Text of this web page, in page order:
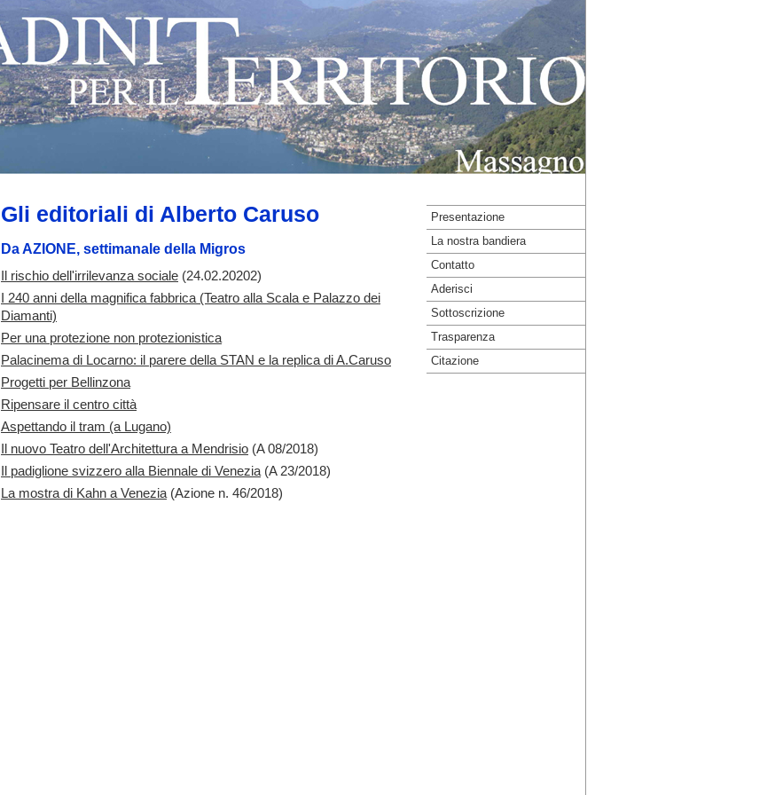
Gli editoriali di Alberto Caruso
Da AZIONE, settimanale della Migros
Il rischio dell'irrilevanza sociale (24.02.20202)
I 240 anni della magnifica fabbrica (Teatro alla Scala e Palazzo dei
Diamanti)
Per una protezione non protezionistica
Palacinema di Locarno: il parere della STAN e la replica di A.Caruso
Progetti per Bellinzona
Ripensare il centro città
Aspettando il tram (a Lugano)
Il nuovo Teatro dell'Architettura a Mendrisio (A 08/2018)
Il padiglione svizzero alla Biennale di Venezia (A 23/2018)
La mostra di Kahn a Venezia (Azione n. 46/2018)
Presentazione
La nostra bandiera
Contatto
Aderisci
Sottoscrizione
Trasparenza
Citazione